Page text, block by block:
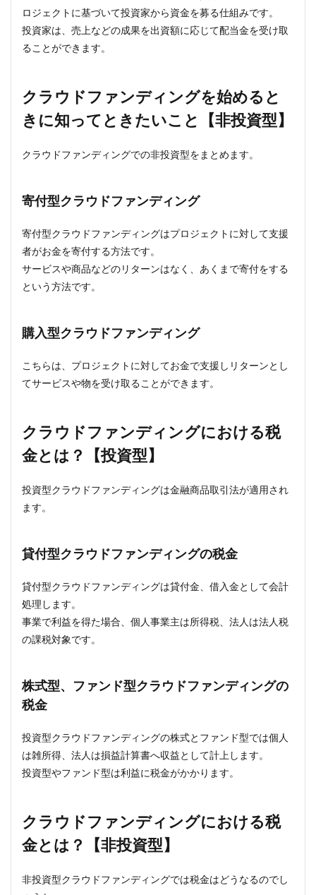
ロジェクトに基づいて投資家から資金を募る仕組みです。
投資家は、売上などの成果を出資額に応じて配当金を受け取
ることができます。
クラウドファンディングを始めると
きに知ってときたいこと【非投資型】
クラウドファンディングでの非投資型をまとめます。
寄付型クラウドファンディング
寄付型クラウドファンディングはプロジェクトに対して支援
者がお金を寄付する方法です。
サービスや商品などのリターンはなく、あくまで寄付をする
という方法です。
購入型クラウドファンディング
こちらは、プロジェクトに対してお金で支援しリターンとし
てサービスや物を受け取ることができます。
クラウドファンディングにおける税
金とは？【投資型】
投資型クラウドファンディングは金融商品取引法が適用され
ます。
貸付型クラウドファンディングの税金
貸付型クラウドファンディングは貸付金、借入金として会計
処理します。
事業で利益を得た場合、個人事業主は所得税、法人は法人税
の課税対象です。
株式型、ファンド型クラウドファンディングの
税金
投資型クラウドファンディングの株式とファンド型では個人
は雑所得、法人は損益計算書へ収益として計上します。
投資型やファンド型は利益に税金がかかります。
クラウドファンディングにおける税
金とは？【非投資型】
非投資型クラウドファンディングでは税金はどうなるのでし